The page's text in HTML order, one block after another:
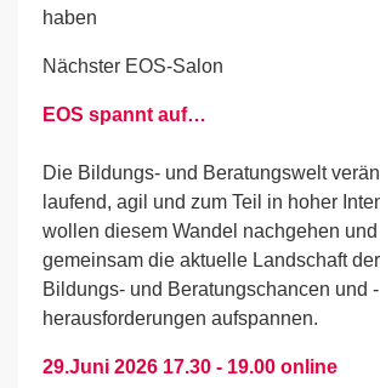
haben
Nächster EOS-Salon
EOS spannt auf…
Die Bildungs- und Beratungswelt
laufend, agil und zum Teil in hoher
wollen diesem Wandel nachgehen
gemeinsam die aktuelle Landschaft
Bildungs- und Beratungschancen und -
herausforderungen aufspannen.
29.Juni 2026 17.30 - 19.00 online